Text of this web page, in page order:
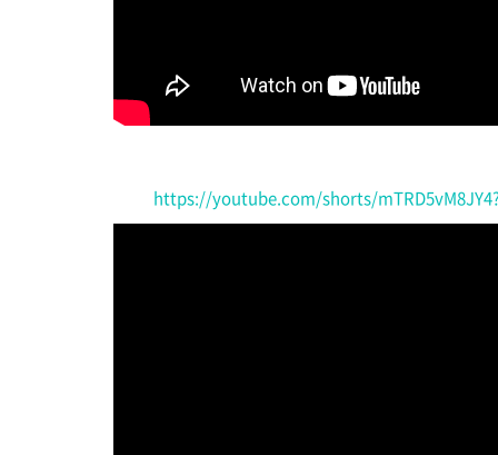
https://youtube.com/shorts/